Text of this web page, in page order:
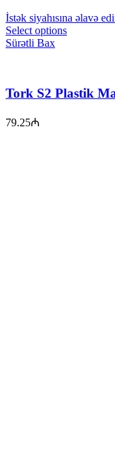
İstək siyahısına əlavə
Select options
Sürətli Bax
Tork S2 Plastik
79.25₼